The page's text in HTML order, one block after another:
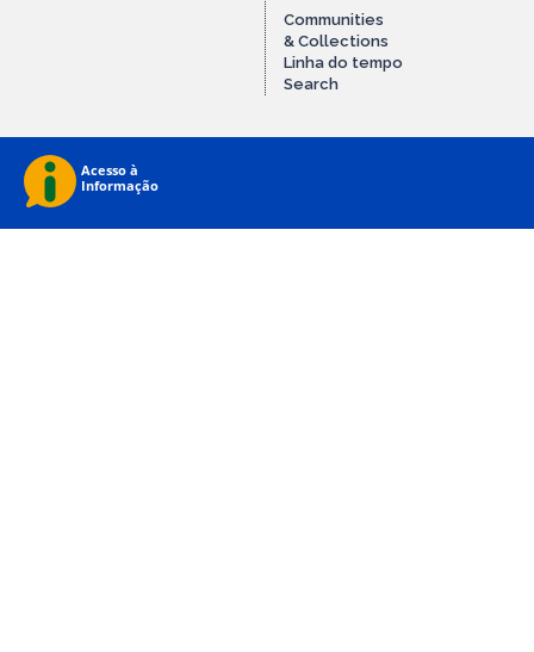
Communities
& Collections
Linha do tempo
Search